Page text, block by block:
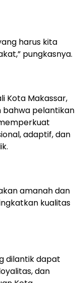
harus kita
pungkasnya.
Kota Makassar,
bahwa pelantikan
adaptif, dan
amanah dan
kualitas
dilantik dapat
dan